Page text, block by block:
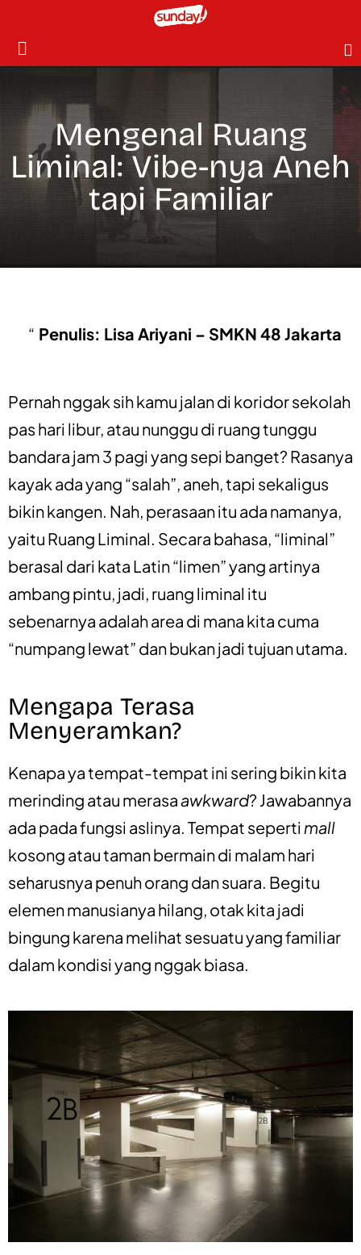
Mengenal Ruang
Liminal: Vibe-nya Aneh
tapi Familiar
Penulis: Lisa Ariyani – SMKN 48 Jakarta
Pernah nggak sih kamu jalan di koridor sekolah
pas hari libur, atau nunggu di ruang tunggu
bandara jam 3 pagi yang sepi banget? Rasanya
kayak ada yang “salah”, aneh, tapi sekaligus
bikin kangen. Nah, perasaan itu ada namanya,
yaitu Ruang Liminal. Secara bahasa, “liminal”
berasal dari kata Latin “limen” yang artinya
ambang pintu, jadi, ruang liminal itu
sebenarnya adalah area di mana kita cuma
“numpang lewat” dan bukan jadi tujuan utama.
Mengapa Terasa
Menyeramkan?
Kenapa ya tempat-tempat ini sering bikin kita
merinding atau merasaawkward? Jawabannya
ada pada fungsi aslinya. Tempat seperti mall
kosong atau taman bermain di malam hari
seharusnya penuh orang dan suara. Begitu
elemen manusianya hilang, otak kita jadi
bingung karena melihat sesuatu yang familiar
dalam kondisi yang nggak biasa.